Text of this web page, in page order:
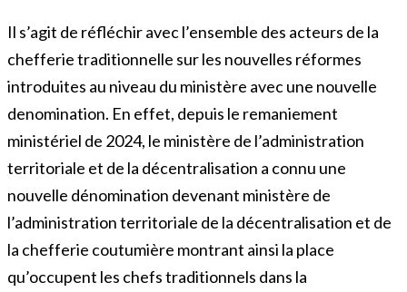
Il s’agit de réfléchir avec l’ensemble des acteurs de la
chefferie traditionnelle sur les nouvelles réformes
introduites au niveau du ministère avec une nouvelle
denomination. En effet, depuis le remaniement
ministériel de 2024, le ministère de l’administration
territoriale et de la décentralisation a connu une
nouvelle dénomination devenant ministère de
l’administration territoriale de la décentralisation et de
la chefferie coutumière montrant ainsi la place
qu’occupent les chefs traditionnels dans la